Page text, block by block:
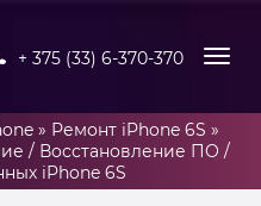
+ 375 (33) 6-370-370
» Ремонт iPhone 6S »
/ Восстановление ПО /
iPhone 6S